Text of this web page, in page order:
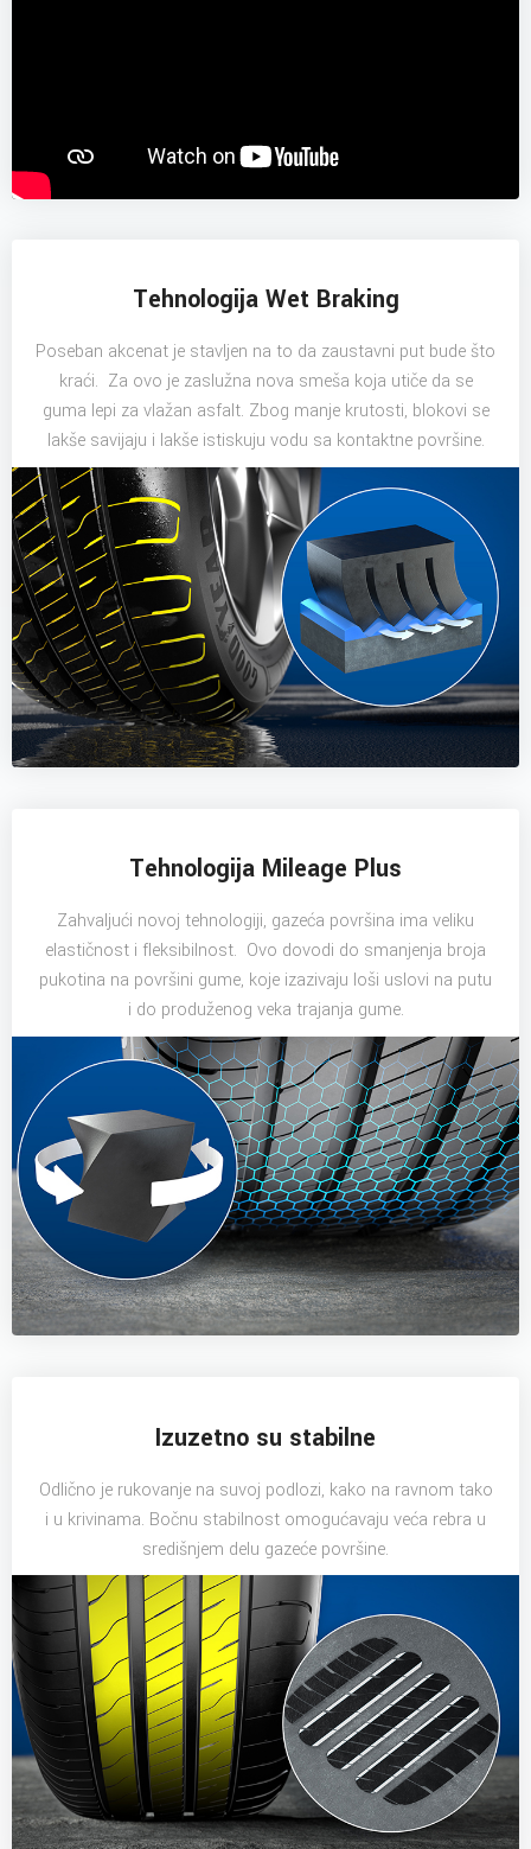
Tehnologija Wet Braking
Poseban akcenat je stavljen na to da zaustavni put bude što
kraći. Za ovo je zaslužna nova smeša koja utiče da se
guma lepi za vlažan asfalt. Zbog manje krutosti, blokovi se
lakše savijaju i lakše istiskuju vodu sa kontaktne površine.
Tehnologija Mileage Plus
Zahvaljući novoj tehnologiji, gazeća površina ima veliku
elastičnost i fleksibilnost. Ovo dovodi do smanjenja broja
pukotina na površini gume, koje izazivaju loši uslovi na putu
i do produženog veka trajanja gume.
Izuzetno su stabilne
Odlično je rukovanje na suvoj podlozi, kako na ravnom tako
i u krivinama. Bočnu stabilnost omogućavaju veća rebra u
središnjem delu gazeće površine.